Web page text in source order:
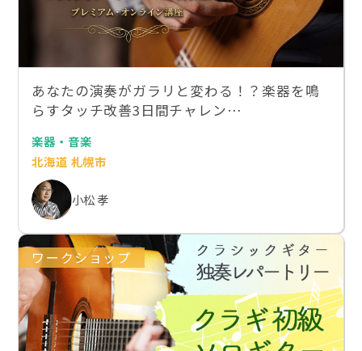
あなたの演奏がガラリと変わる！？楽器を鳴
らすタッチ改善3日間チャレン…
楽器・音楽
北海道 札幌市
小松 孝
ワークショップ